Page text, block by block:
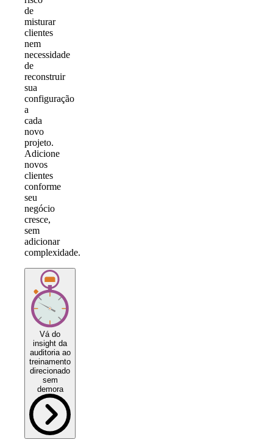
de
misturar
clientes
nem
necessidade
de
reconstruir
sua
configuração
a
cada
novo
projeto.
Adicione
novos
clientes
conforme
seu
negócio
cresce,
sem
adicionar
complexidade.
Vá do
insight da
auditoria ao
treinamento
direcionado
sem
demora